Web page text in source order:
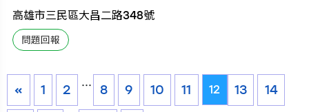
高雄市三民區大昌二路348號
« 1 2
...
8 9 10 11 12 13 14